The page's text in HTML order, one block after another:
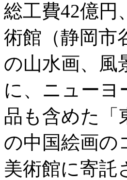
総工費42億円
術館（静岡市
の山水画、風
に、ニューヨ
品も含めた「
の中国絵画の
美術館に寄託